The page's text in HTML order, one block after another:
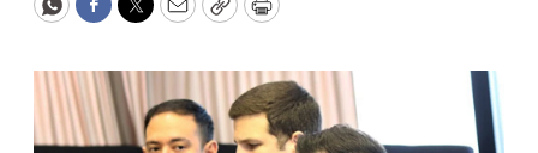
WhatsApp
Facebook
Twitter
EmailCopyPrint